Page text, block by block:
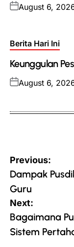
Posted
August 6,
Posted
Berita Hari Ini
Keunggulan
Posted
August 6,
Post
navigation
Previous:
Dampak
Guru
Next:
Bagaimana
Sistem